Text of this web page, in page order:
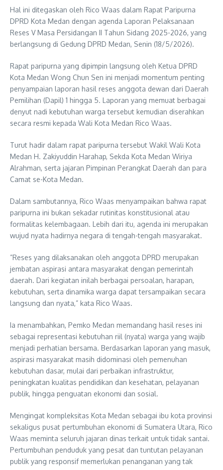
Hal ini ditegaskan oleh Rico Waas dalam Rapat Paripurna
DPRD Kota Medan dengan agenda Laporan Pelaksanaan
Reses V Masa Persidangan II Tahun Sidang 2025-2026, yang
berlangsung di Gedung DPRD Medan, Senin (18/5/2026).
Rapat paripurna yang dipimpin langsung oleh Ketua DPRD
Kota Medan Wong Chun Sen ini menjadi momentum penting
penyampaian laporan hasil reses anggota dewan dari Daerah
Pemilihan (Dapil) 1 hingga 5. Laporan yang memuat berbagai
denyut nadi kebutuhan warga tersebut kemudian diserahkan
secara resmi kepada Wali Kota Medan Rico Waas.
Turut hadir dalam rapat paripurna tersebut Wakil Wali Kota
Medan H. Zakiyuddin Harahap, Sekda Kota Medan Wiriya
Alrahman, serta jajaran Pimpinan Perangkat Daerah dan para
Camat se-Kota Medan.
Dalam sambutannya, Rico Waas menyampaikan bahwa rapat
paripurna ini bukan sekadar rutinitas konstitusional atau
formalitas kelembagaan. Lebih dari itu, agenda ini merupakan
wujud nyata hadirnya negara di tengah-tengah masyarakat.
​”Reses yang dilaksanakan oleh anggota DPRD merupakan
jembatan aspirasi antara masyarakat dengan pemerintah
daerah. Dari kegiatan inilah berbagai persoalan, harapan,
kebutuhan, serta dinamika warga dapat tersampaikan secara
langsung dan nyata,” kata Rico Waas.
Ia menambahkan, Pemko Medan memandang hasil reses ini
sebagai representasi kebutuhan riil (nyata) warga yang wajib
menjadi perhatian bersama. Berdasarkan laporan yang masuk,
aspirasi masyarakat masih didominasi oleh pemenuhan
kebutuhan dasar, mulai dari perbaikan infrastruktur,
peningkatan kualitas pendidikan dan kesehatan, pelayanan
publik, hingga penguatan ekonomi dan sosial.
Mengingat kompleksitas Kota Medan sebagai ibu kota provinsi
sekaligus pusat pertumbuhan ekonomi di Sumatera Utara, Rico
Waas meminta seluruh jajaran dinas terkait untuk tidak santai.
Pertumbuhan penduduk yang pesat dan tuntutan pelayanan
publik yang responsif memerlukan penanganan yang tak